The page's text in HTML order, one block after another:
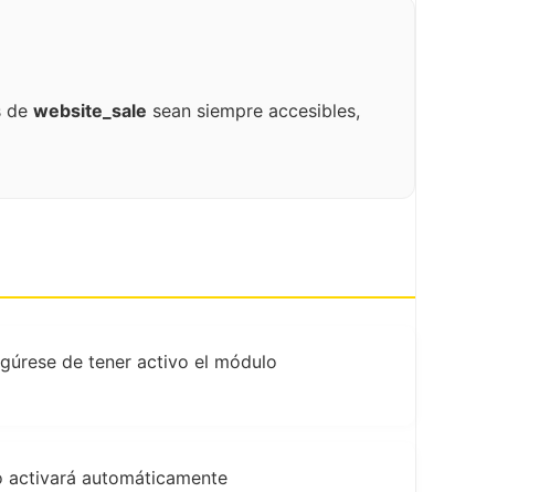
de website_sale sean siempre accesibles,
de tener activo el módulo
activará automáticamente